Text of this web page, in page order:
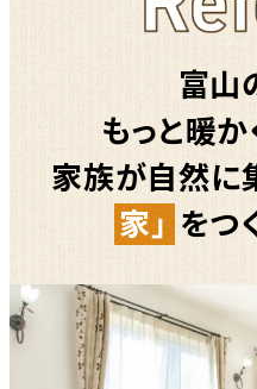
富山
もっと暖か
家族が自然に
家」 をつ